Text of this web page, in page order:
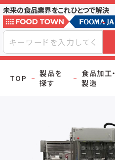
未来の食品業界をこれひとつで解決
TOP
製品を
探す
食品加工・
製造